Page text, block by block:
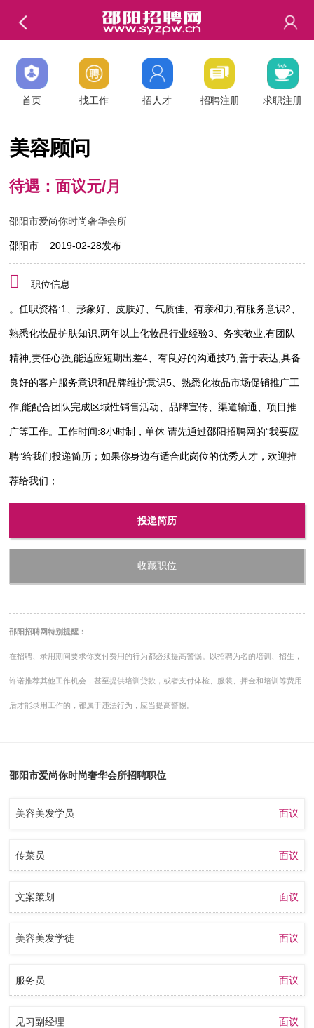
首页 找工作 招人才 招聘注册 求职注册
美容顾问
待遇：面议元/月
邵阳市爱尚你时尚奢华会所
邵阳市 2019-02-28发布
职位信息
。任职资格:1、形象好、皮肤好、气质佳、有亲和力,有服务意识2、
熟悉化妆品护肤知识,两年以上化妆品行业经验3、务实敬业,有团队
精神,责任心强,能适应短期出差4、有良好的沟通技巧,善于表达,具备
良好的客户服务意识和品牌维护意识5、熟悉化妆品市场促销推广工
作,能配合团队完成区域性销售活动、品牌宣传、渠道输通、项目推
广等工作。工作时间:8小时制，单休 请先通过邵阳招聘网的“我要应
聘”给我们投递简历；如果你身边有适合此岗位的优秀人才，欢迎推
荐给我们；
投递简历
收藏职位
邵阳招聘网特别提醒：
在招聘、录用期间要求你支付费用的行为都必须提高警惕。以招聘为名的培训、招生，
许诺推荐其他工作机会，甚至提供培训贷款，或者支付体检、服装、押金和培训等费用
后才能录用工作的，都属于违法行为，应当提高警惕。
邵阳市爱尚你时尚奢华会所招聘职位
美容美发学员 面议
传菜员 面议
文案策划 面议
美容美发学徒 面议
服务员 面议
见习副经理 面议